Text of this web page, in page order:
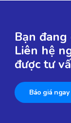
Bạn
Liên hệ
được tư
Báo giá ngay